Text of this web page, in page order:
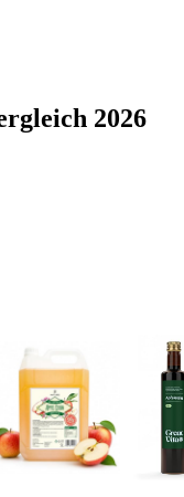
2026